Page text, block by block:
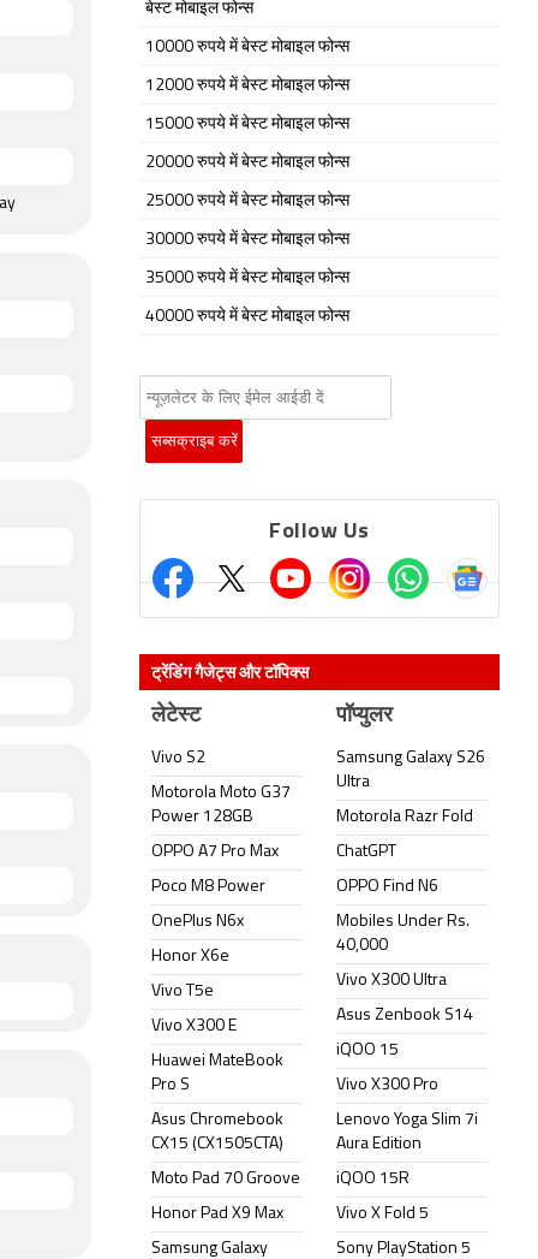
बेस्ट मोबाइल फोन्स
10000 रुपये में बेस्ट मोबाइल फोन्स
12000 रुपये में बेस्ट मोबाइल फोन्स
15000 रुपये में बेस्ट मोबाइल फोन्स
20000 रुपये में बेस्ट मोबाइल फोन्स
25000 रुपये में बेस्ट मोबाइल फोन्स
30000 रुपये में बेस्ट मोबाइल फोन्स
35000 रुपये में बेस्ट मोबाइल फोन्स
40000 रुपये में बेस्ट मोबाइल फोन्स
Follow Us
ट्रेंडिंग गैजेट्स और टॉपिक्स
लेटेस्ट
Vivo S2
Motorola Moto G37
Power 128GB
OPPO A7 Pro Max
Poco M8 Power
OnePlus N6x
Honor X6e
Vivo T5e
Vivo X300 E
Huawei MateBook
Pro S
Asus Chromebook
CX15 (CX1505CTA)
Moto Pad 70 Groove
Honor Pad X9 Max
Samsung Galaxy
पॉप्युलर
Samsung Galaxy S26
Ultra
Motorola Razr Fold
ChatGPT
OPPO Find N6
Mobiles Under Rs.
40,000
Vivo X300 Ultra
Asus Zenbook S14
iQOO 15
Vivo X300 Pro
Lenovo Yoga Slim 7i
Aura Edition
iQOO 15R
Vivo X Fold 5
Sony PlayStation 5